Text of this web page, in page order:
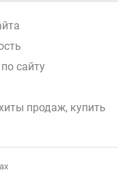
сайту
продаж, купить